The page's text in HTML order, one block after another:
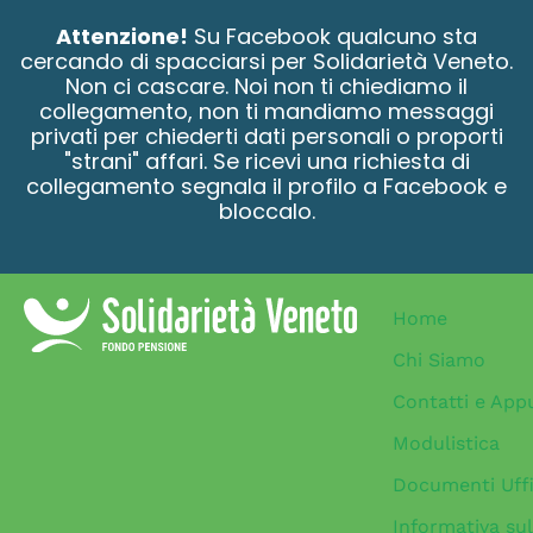
Attenzione! Su Facebook qualcuno sta
cercando di spacciarsi per Solidarietà Veneto.
Non ci cascare. Noi non ti chiediamo il
collegamento, non ti mandiamo messaggi
privati per chiederti dati personali o proporti
"strani" affari. Se ricevi una richiesta di
collegamento segnala il profilo a Facebook e
bloccalo.
Home
Chi Siamo
Contatti e
Modulistica
Documenti
Informativa